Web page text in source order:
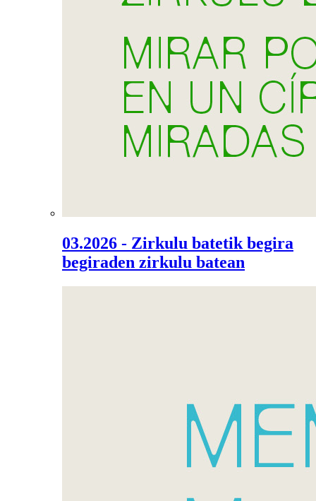
03.2026 - Zirkulu batetik begira
begiraden zirkulu batean